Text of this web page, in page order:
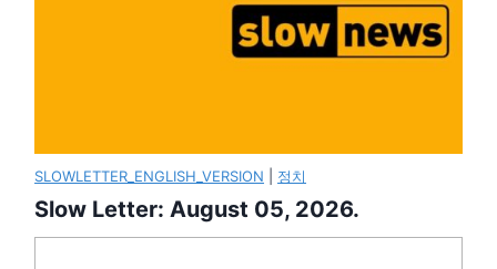
SLOWLETTER_ENGLISH_VERSION 정치
Slow Letter: August 05, 2026.